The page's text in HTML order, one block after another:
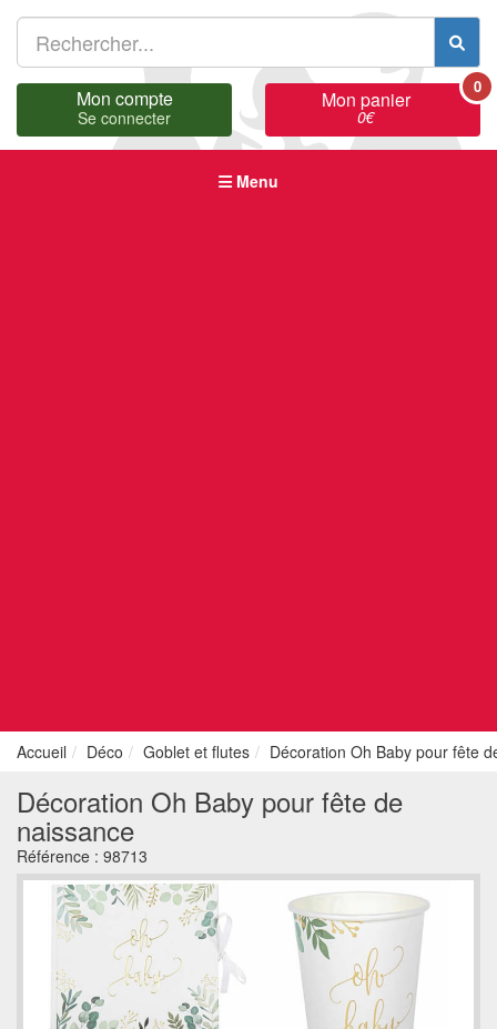
Mon compte
Se connecter
Mon panier
0€
0
Menu
Accueil Déco Goblet et flutes Décoration Oh Baby pour fête
Décoration Oh Baby pour fête de
naissance
Référence : 98713